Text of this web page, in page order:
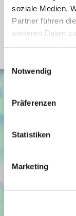
soziale Medien,
Partner führen
weiteren Daten
Cookies, wenn
Notwendig
Präferenzen
Statistiken
Marketing
Energieausweis
Heizung